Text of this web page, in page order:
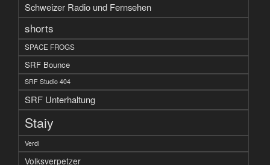
Schweizer Radio und Fernsehen
shorts
SPACE FROGS
SRF Bounce
SRF Studio 404
SRF Unterhaltung
Staiy
Verdi
Volksverpetzer